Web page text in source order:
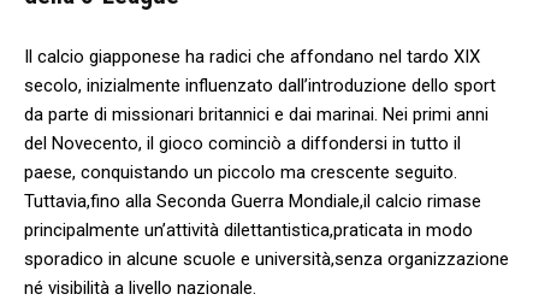
Il calcio giapponese ha radici che ⁤affondano nel tardo XIX
secolo, inizialmente influenzato dall’introduzione dello sport
da parte di missionari britannici e dai ​marinai. Nei primi⁣ anni
del Novecento, il gioco cominciò ​a ⁢diffondersi in tutto il
paese,⁣ conquistando un piccolo ma crescente seguito.
Tuttavia,fino alla Seconda Guerra Mondiale,il calcio rimase
principalmente un’attività dilettantistica,praticata in modo
sporadico in alcune scuole e università,senza organizzazione
né ⁣visibilità a livello nazionale.